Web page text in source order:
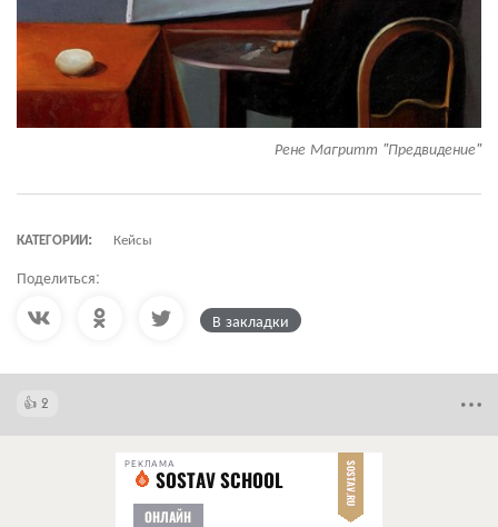
Рене Магритт "Предвидение"
КАТЕГОРИИ: Кейсы
Поделиться:
В закладки
2
РЕКЛАМА